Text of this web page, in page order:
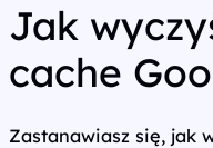
Jak
cache
Zastanawiasz się, jak